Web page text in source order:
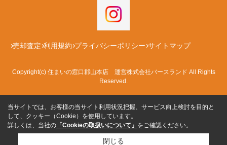
売却査定 利用規約 プライバシーポリシー サイトマップ
Copyright(c) 住まいの窓口郡山本店 運営株式会社バースランド All Rights
Reserved.
当サイトでは、お客様の当サイト利用状況把握、サービス向上検討を目的と
して、クッキー（Cookie）を使用しています。
詳しくは、当社の 「Cookieの取扱いについて」 をご確認ください。
閉じる